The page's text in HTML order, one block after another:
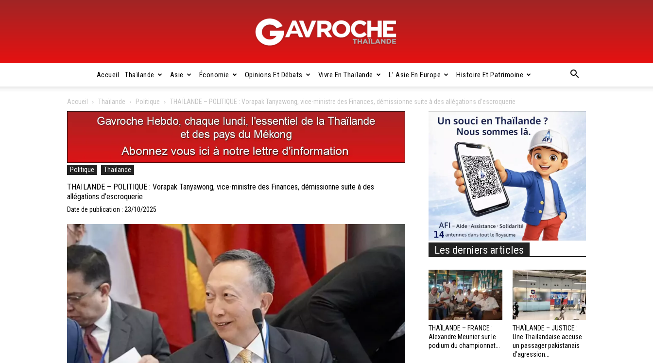
Gavroche
Accueil Thaïlande Asie Économie Opinions Et Débats Vivre En Thaïlande L’ Asie En Europe Histoire Et Patrimoine
Accueil Thaïlande Politique THAÏLANDE – POLITIQUE : Vorapak Tanyawong, vice-ministre des Finances, démissionne suite à des allégations d’escroquerie
Politique Thaïlande
THAÏLANDE – POLITIQUE : Vorapak Tanyawong, vice-ministre des Finances, démissionne suite à des
allégations d’escroquerie
Date de publication : 23/10/2025
Les derniers articles
THAÏLANDE – FRANCE :
Alexandre Meunier sur le
podium du championnat...
THAÏLANDE – JUSTICE :
Une Thaïlandaise accuse
un passager pakistanais
d’agression...